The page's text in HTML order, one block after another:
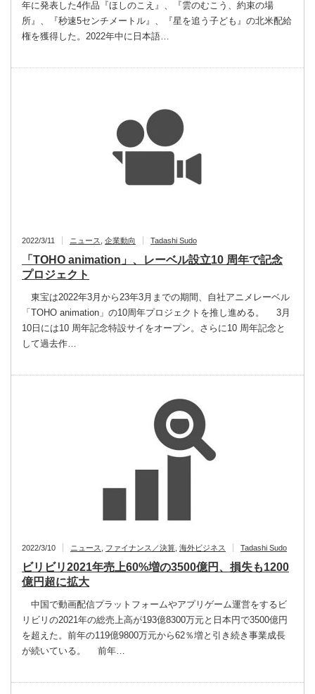
年に発表した4作品『ほしのこえ』、『雲のむこう、約束の場
所』、『秒速5センチメートル』、『星を追う子ども』の北米配給
権を獲得した。2022年中に日本語…
2022/3/11 ニュース 企業動向 Tadashi Sudo
「TOHO animation」、レーベル設立10 周年で記念
プロジェクト
東宝は2022年3月から23年3月までの期間、自社アニメレーベル
「TOHO animation」の10周年プロジェクトを推し進める。 3月
10日には10 周年記念特設サイをオープン。さらに10 周年記念と
して過去作…
2022/3/10 ニュース ファイナンス／決算 海外ビジネス Tadashi Sudo
ビリビリ2021年売上60%増の3500億円、損失も1200
億円超に拡大
中国で動画配信プラットフォームやアプリゲーム運営をするビ
リビリの2021年の総売上高が193億8300万元と日本円で3500億円
を超えた。前年の119億9800万元から62％増と引き続き事業成長
が続いている。 前年…